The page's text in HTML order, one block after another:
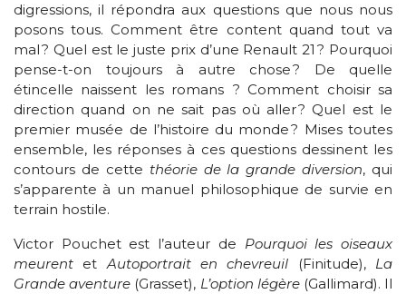
digressions, il répondra aux questions que nous nous
posons tous. Comment être content quand tout va
mal ? Quel est le juste prix d’une Renault 21 ? Pourquoi
pense-t-on toujours à autre chose ? De quelle
étincelle naissent les romans ? Comment choisir sa
direction quand on ne sait pas où aller ? Quel est le
premier musée de l’histoire du monde ? Mises toutes
ensemble, les réponses à ces questions dessinent les
contours de cette théorie de la grande diversion, qui
s’apparente à un manuel philosophique de survie en
terrain hostile.
Victor Pouchet est l’auteur de Pourquoi les oiseaux
meurent etAutoportrait en chevreuil (Finitude), La
Grande aventure (Grasset), L’option légère(Gallimard). Il